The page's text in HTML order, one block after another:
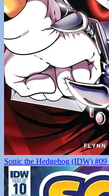
Sonic the Hedgehog (IDW)